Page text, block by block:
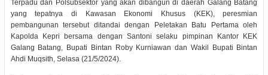
Terpadu dan Polsubsektor yang akan dibangun di daerah Galang Batang
yang tepatnya di Kawasan Ekonomi Khusus (KEK), peresmian
pembangunan tersebut ditandai dengan Peletakan Batu Pertama oleh
Kapolda Kepri bersama dengan Santoni selaku pimpinan Kantor KEK
Galang Batang, Bupati Bintan Roby Kurniawan dan Wakil Bupati Bintan
Ahdi Muqsith, Selasa (21/5/2024).